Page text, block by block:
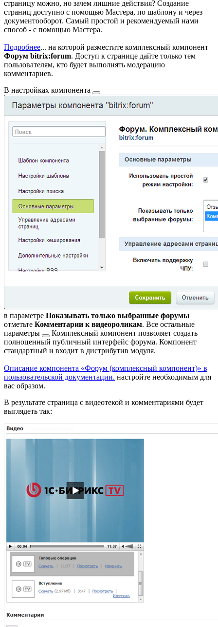
страницу можно, но зачем лишние действия? Создание
страниц доступно с помощью Мастера, по шаблону и через
документооборот. Самый простой и рекомендуемый нами
способ - с помощью Мастера.
Подробнее... на которой разместите комплексный компонент
Форум bitrix:forum. Доступ к странице дайте только тем
пользователям, кто будет выполнять модерацию
комментариев.
В настройках компонента
в параметре Показывать только выбранные форумы
отметьте Комментарии к видеороликам. Все остальные
параметры
Комплексный компонент позволяет создать
полноценный публичный интерфейс форума. Компонент
стандартный и входит в дистрибутив модуля.
Описание компонента «Форум (комплексный компонент)» в
пользовательской документации. настройте необходимым для
вас образом.
В результате страница с видеотекой и комментариями будет
выглядеть так: